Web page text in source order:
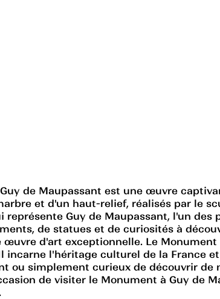
de Maupassant est une œuvre
et d'un haut-relief, réalisés par le
Guy de Maupassant, l'un
de statues et de curiosités à
d'art exceptionnelle. Le
l'héritage culturel de la France
ou simplement curieux de découvrir
de visiter le Monument à Guy de